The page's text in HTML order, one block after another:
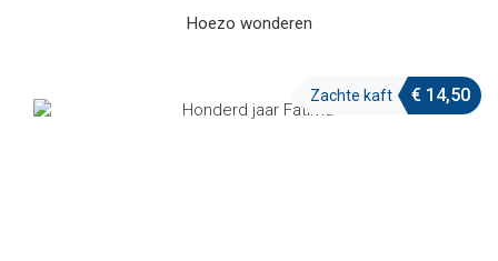
Hoezo wonderen
Zachte kaft € 14,50